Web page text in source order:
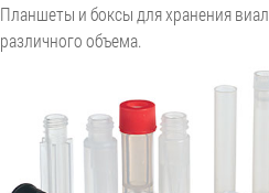
Планшеты и боксы для хранения виал
различного объема.